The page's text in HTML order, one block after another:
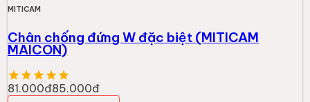
MITICAM
Chân chống đứng W đặc biệt (MITICAM
MAICON)
81.000đ85.000đ